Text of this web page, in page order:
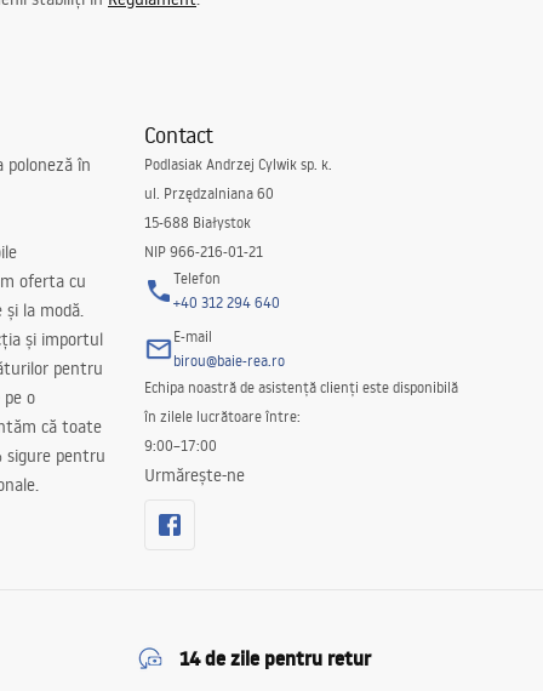
poloneză în
oferta cu
la modă.
și importul
pentru
pe o
că toate
sigure pentru
Contact
Podlasiak Andrzej Cylwik sp. k.
ul. Przędzalniana 60
15-688 Białystok
NIP 966-216-01-21
Telefon
+40 312 294 640
E-mail
birou@baie-rea.ro
Echipa noastră de asistență clienți este disponibilă
în zilele lucrătoare între:
9:00–17:00
Urmărește-ne
14 de zile pentru retur